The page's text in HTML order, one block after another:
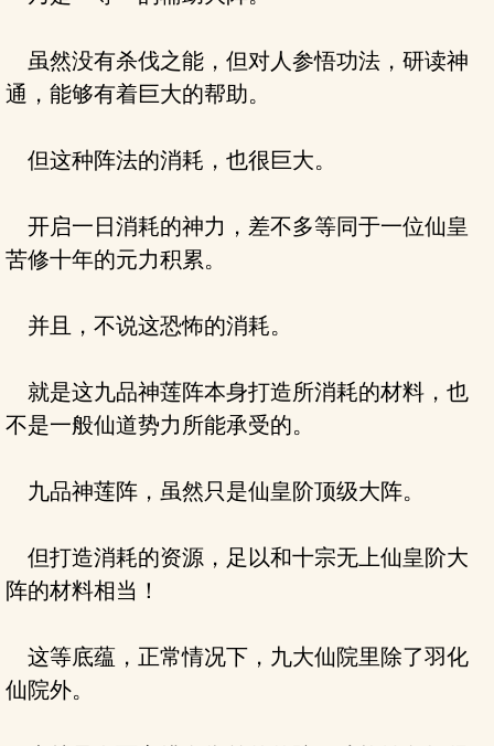
虽然没有杀伐之能，但对人参悟功法，研读神
通，能够有着巨大的帮助。
但这种阵法的消耗，也很巨大。
开启一日消耗的神力，差不多等同于一位仙皇
苦修十年的元力积累。
并且，不说这恐怖的消耗。
就是这九品神莲阵本身打造所消耗的材料，也
不是一般仙道势力所能承受的。
九品神莲阵，虽然只是仙皇阶顶级大阵。
但打造消耗的资源，足以和十宗无上仙皇阶大
阵的材料相当！
这等底蕴，正常情况下，九大仙院里除了羽化
仙院外。